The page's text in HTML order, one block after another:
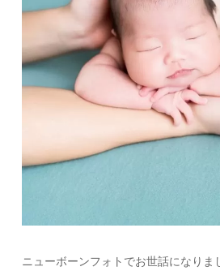
ニューボーンフォトでお世話になりま